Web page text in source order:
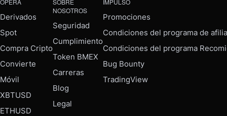
OPERA
Derivados
Spot
Compra Cripto
Convierte
Móvil
XBTUSD
ETHUSD
SOBRE
NOSOTROS
Seguridad
Cumplimiento
Token BMEX
Carreras
Blog
Legal
IMPULSO
Promociones
Condiciones del programa de
Condiciones del programa
Bug Bounty
TradingView